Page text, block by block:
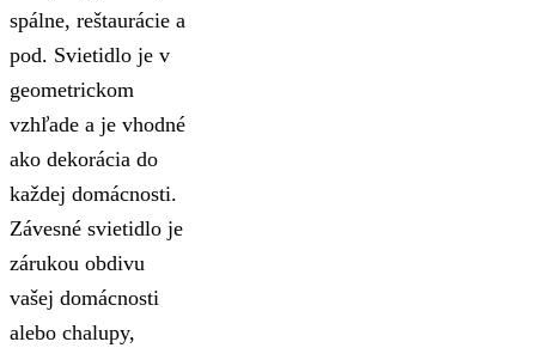
spálne, reštaurácie a
pod. Svietidlo je v
geometrickom
vzhľade a je vhodné
ako dekorácia do
každej domácnosti.
Závesné svietidlo je
zárukou obdivu
vašej domácnosti
alebo chalupy,